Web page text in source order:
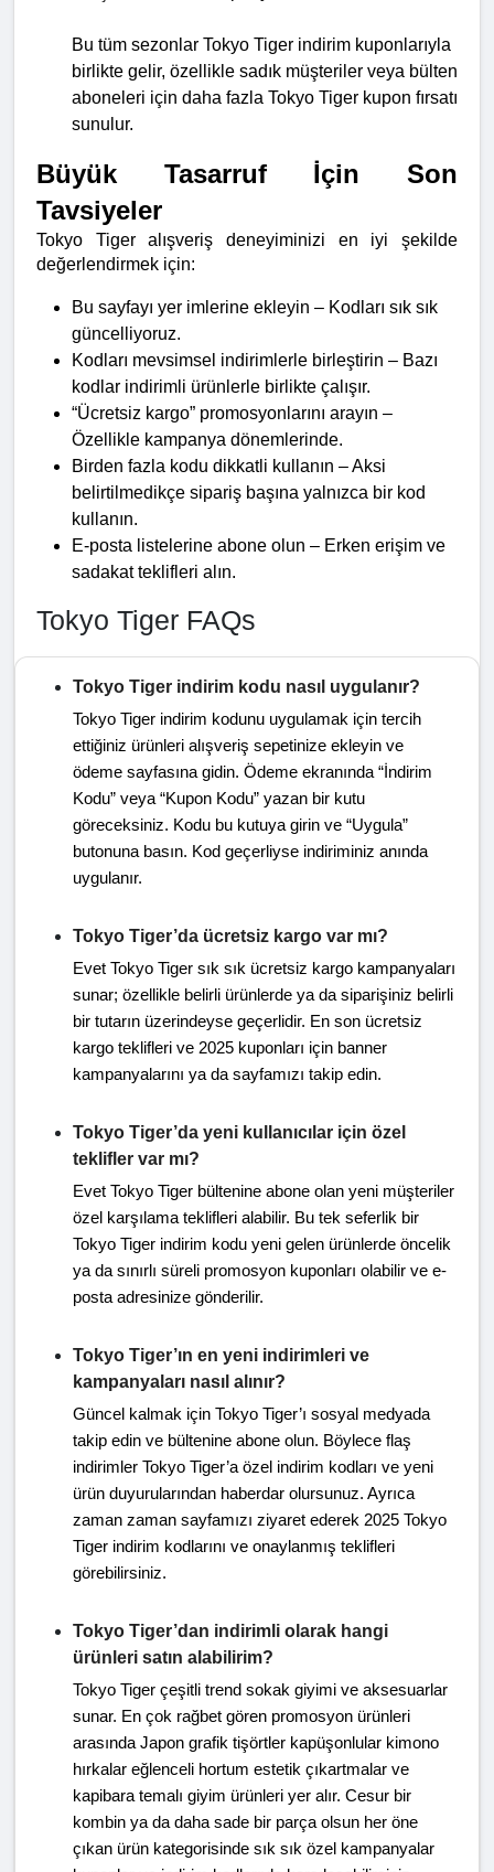
Bu tüm sezonlar Tokyo Tiger indirim kuponlarıyla
birlikte gelir, özellikle sadık müşteriler veya bülten
aboneleri için daha fazla Tokyo Tiger kupon fırsatı
sunulur.
Büyük Tasarruf İçin Son
Tavsiyeler
Tokyo Tiger alışveriş deneyiminizi en iyi şekilde
değerlendirmek için:
Bu sayfayı yer imlerine ekleyin – Kodları sık sık
güncelliyoruz.
Kodları mevsimsel indirimlerle birleştirin – Bazı
kodlar indirimli ürünlerle birlikte çalışır.
“Ücretsiz kargo” promosyonlarını arayın –
Özellikle kampanya dönemlerinde.
Birden fazla kodu dikkatli kullanın – Aksi
belirtilmedikçe sipariş başına yalnızca bir kod
kullanın.
E-posta listelerine abone olun – Erken erişim ve
sadakat teklifleri alın.
Tokyo Tiger FAQs
Tokyo Tiger indirim kodu nasıl uygulanır?
Tokyo Tiger indirim kodunu uygulamak için tercih
ettiğiniz ürünleri alışveriş sepetinize ekleyin ve
ödeme sayfasına gidin. Ödeme ekranında “İndirim
Kodu” veya “Kupon Kodu” yazan bir kutu
göreceksiniz. Kodu bu kutuya girin ve “Uygula”
butonuna basın. Kod geçerliyse indiriminiz anında
uygulanır.
Tokyo Tiger’da ücretsiz kargo var mı?
Evet Tokyo Tiger sık sık ücretsiz kargo kampanyaları
sunar; özellikle belirli ürünlerde ya da siparişiniz belirli
bir tutarın üzerindeyse geçerlidir. En son ücretsiz
kargo teklifleri ve 2025 kuponları için banner
kampanyalarını ya da sayfamızı takip edin.
Tokyo Tiger’da yeni kullanıcılar için özel
teklifler var mı?
Evet Tokyo Tiger bültenine abone olan yeni müşteriler
özel karşılama teklifleri alabilir. Bu tek seferlik bir
Tokyo Tiger indirim kodu yeni gelen ürünlerde öncelik
ya da sınırlı süreli promosyon kuponları olabilir ve e-
posta adresinize gönderilir.
Tokyo Tiger’ın en yeni indirimleri ve
kampanyaları nasıl alınır?
Güncel kalmak için Tokyo Tiger’ı sosyal medyada
takip edin ve bültenine abone olun. Böylece flaş
indirimler Tokyo Tiger’a özel indirim kodları ve yeni
ürün duyurularından haberdar olursunuz. Ayrıca
zaman zaman sayfamızı ziyaret ederek 2025 Tokyo
Tiger indirim kodlarını ve onaylanmış teklifleri
görebilirsiniz.
Tokyo Tiger’dan indirimli olarak hangi
ürünleri satın alabilirim?
Tokyo Tiger çeşitli trend sokak giyimi ve aksesuarlar
sunar. En çok rağbet gören promosyon ürünleri
arasında Japon grafik tişörtler kapüşonlular kimono
hırkalar eğlenceli hortum estetik çıkartmalar ve
kapibara temalı giyim ürünleri yer alır. Cesur bir
kombin ya da daha sade bir parça olsun her öne
çıkan ürün kategorisinde sık sık özel kampanyalar